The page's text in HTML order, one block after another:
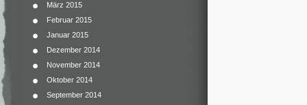
März 2015
Februar 2015
Januar 2015
Dezember 2014
November 2014
Oktober 2014
September 2014